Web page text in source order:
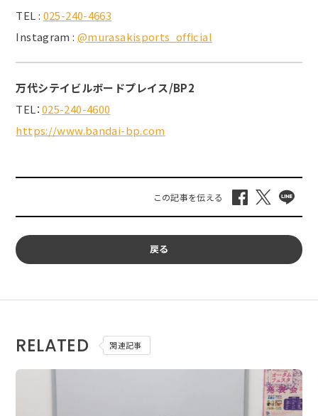
TEL : 025-240-4663
Instagram : @murasakisports_official
万代シテイビルボードプレイス/BP2
TEL：025-240-4600
https://www.bandai-bp.com
戻る
RELATED 関連記事